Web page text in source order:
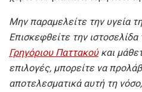
Μην παραμελείτε την υγεία
Επισκεφθείτε την
Γρηγόριου Παττακούκαι
επιλογές, μπορείτε να
αποτελεσματικά αυτή τη